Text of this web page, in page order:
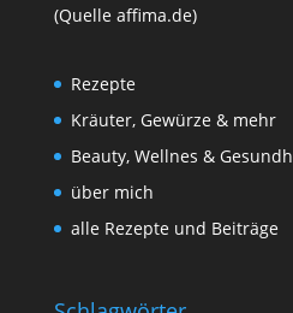
(Quelle affima.de)
Rezepte
Kräuter, Gewürze & mehr
Beauty, Wellnes &
über mich
alle Rezepte und Beiträge